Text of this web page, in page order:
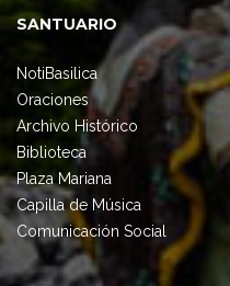
SANTUARIO
NotiBasilica
Oraciones
Archivo Histórico
Biblioteca
Plaza Mariana
Capilla de Música
Comunicación Social